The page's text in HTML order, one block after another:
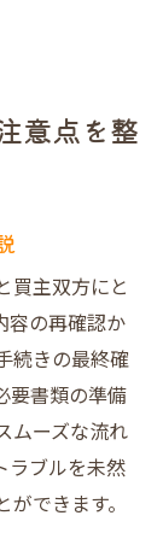
意点を整
買主双方にと
容の再確認か
続きの最終確
要書類の準備
ムーズな流れ
ラブルを未然
できます。